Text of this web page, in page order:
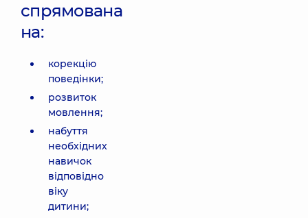
спрямована
на:
корекцію
поведінки;
розвиток
мовлення;
набуття
необхідних
навичок
відповідно
віку
дитини;